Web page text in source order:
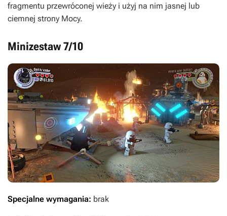
fragmentu przewróconej wieży i użyj na nim jasnej lub
ciemnej strony Mocy.
Minizestaw 7/10
Specjalne wymagania: brak